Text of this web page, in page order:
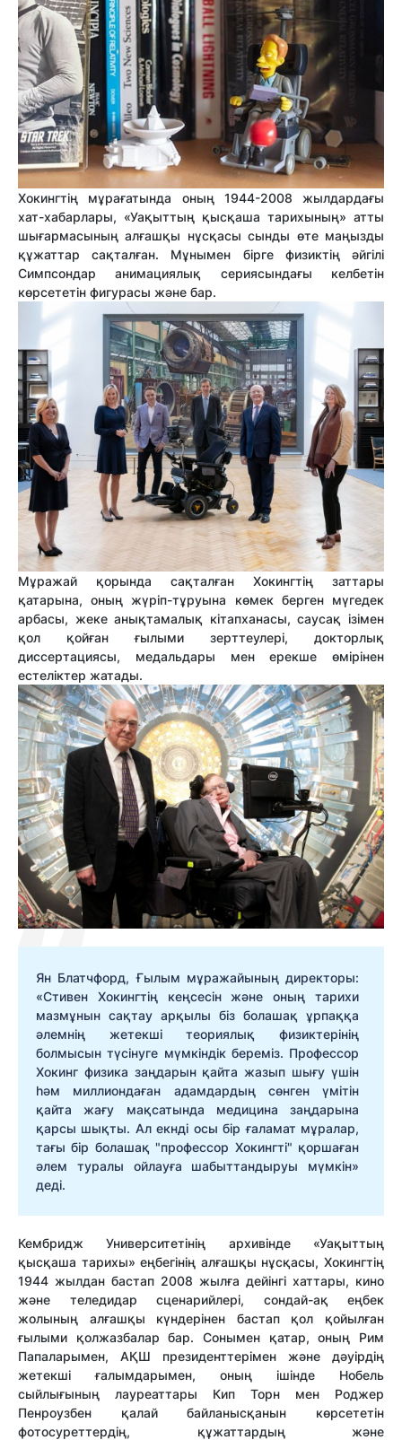
Хокингтің мұрағатында оның 1944-2008 жылдардағы
хат-хабарлары, «Уақыттың қысқаша тарихының» атты
шығармасының алғашқы нұсқасы сынды өте маңызды
құжаттар сақталған. Мұнымен бірге физиктің әйгілі
Симпсондар анимациялық сериясындағы келбетін
көрсететін фигурасы және бар.
Мұражай қорында сақталған Хокингтің заттары
қатарына, оның жүріп-тұруына көмек берген мүгедек
арбасы, жеке анықтамалық кітапханасы, саусақ ізімен
қол қойған ғылыми зерттеулері, докторлық
диссертациясы, медальдары мен ерекше өмірінен
естеліктер жатады.
Ян Блатчфорд, Ғылым мұражайының директоры:
«Стивен Хокингтің кеңсесін және оның тарихи
мазмұнын сақтау арқылы біз болашақ ұрпаққа
әлемнің жетекші теориялық физиктерінің
болмысын түсінуге мүмкіндік береміз. Профессор
Хокинг физика заңдарын қайта жазып шығу үшін
һәм миллиондаған адамдардың сөнген үмітін
қайта жағу мақсатында медицина заңдарына
қарсы шықты. Ал екнді осы бір ғаламат мұралар,
тағы бір болашақ "профессор Хокингті" қоршаған
әлем туралы ойлауға шабыттандыруы мүмкін»
деді.
Кембридж Университетінің архивінде «Уақыттың
қысқаша тарихы» еңбегінің алғашқы нұсқасы, Хокингтің
1944 жылдан бастап 2008 жылға дейінгі хаттары, кино
және теледидар сценарийлері, сондай-ақ еңбек
жолының алғашқы күндерінен бастап қол қойылған
ғылыми қолжазбалар бар. Сонымен қатар, оның Рим
Папаларымен, АҚШ президенттерімен және дәуірдің
жетекші ғалымдарымен, оның ішінде Нобель
сыйлығының лауреаттары Кип Торн мен Роджер
Пенроузбен қалай байланысқанын көрсететін
фотосуреттердің, құжаттардың және